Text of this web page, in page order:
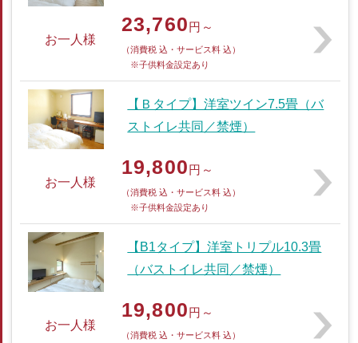
お一人様
23,760円～
（消費税 込・サービス料 込）
※子供料金設定あり
【Ｂタイプ】洋室ツイン7.5畳（バ
ストイレ共同／禁煙）
お一人様
19,800円～
（消費税 込・サービス料 込）
※子供料金設定あり
【B1タイプ】洋室トリプル10.3畳
（バストイレ共同／禁煙）
お一人様
19,800円～
（消費税 込・サービス料 込）